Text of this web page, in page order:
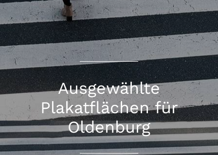
Ausgewählte
Plakatflächen für
Oldenburg